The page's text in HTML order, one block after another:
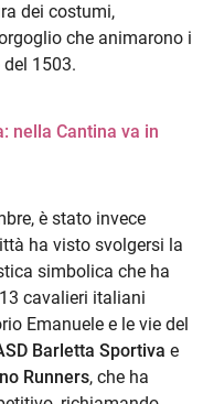
dei costumi,
che animarono i
1503.
nella Cantina va in
è stato invece
ha visto svolgersi la
simbolica che ha
cavalieri italiani
Emanuele e le vie del
Barletta Sportiva e
Runners, che ha